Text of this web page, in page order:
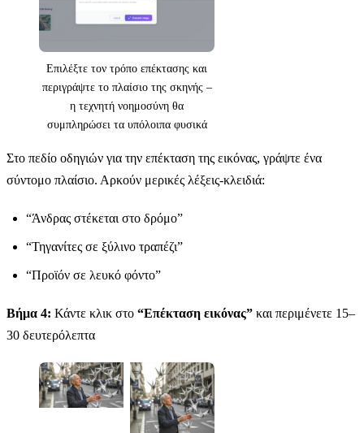
Επιλέξτε τον τρόπο επέκτασης και
περιγράψτε το πλαίσιο της σκηνής –
η τεχνητή νοημοσύνη θα
συμπληρώσει τα υπόλοιπα φυσικά
Στο πεδίο οδηγιών για την επέκταση της εικόνας, γράψτε ένα
σύντομο πλαίσιο. Αρκούν μερικές λέξεις-κλειδιά:
“Άνδρας στέκεται στο δρόμο”
“Τηγανίτες σε ξύλινο τραπέζι”
“Προϊόν σε λευκό φόντο”
Βήμα 4: Κάντε κλικ στο “Επέκταση εικόνας” και περιμένετε 15–
30 δευτερόλεπτα